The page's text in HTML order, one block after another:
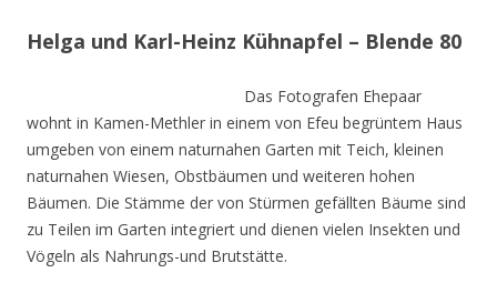
Helga und Karl-Heinz Kühnapfel – Blende 80
Das Fotografen Ehepaar
wohnt in Kamen-Methler in einem von Efeu begrüntem Haus
umgeben von einem naturnahen Garten mit Teich, kleinen
naturnahen Wiesen, Obstbäumen und weiteren hohen
Bäumen. Die Stämme der von Stürmen gefällten Bäume sind
zu Teilen im Garten integriert und dienen vielen Insekten und
Vögeln als Nahrungs-und Brutstätte.